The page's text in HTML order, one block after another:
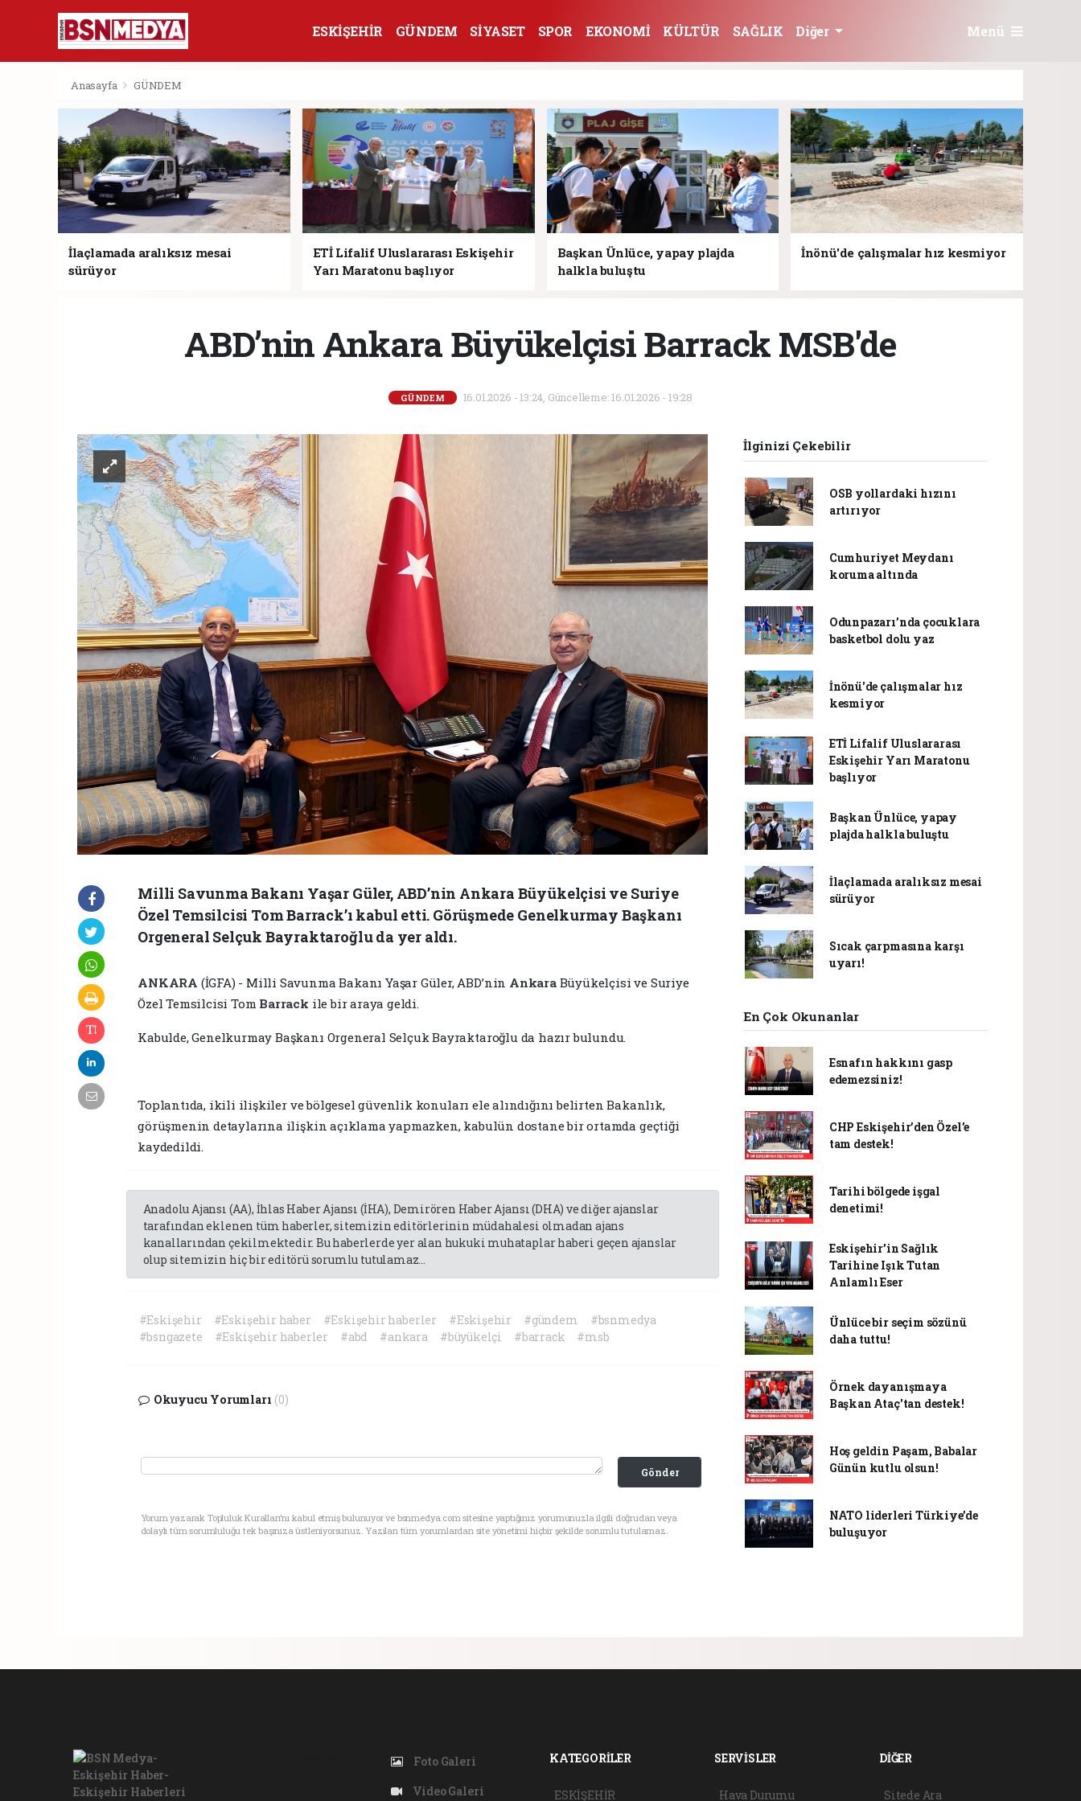
ESKİŞEHİR GÜNDEM SİYASET SPOR EKONOMİ KÜLTÜR SAĞLIK Diğer Menü
Anasayfa GÜNDEM
İlaçlamada aralıksız mesai
sürüyor
ETİ Lifalif Uluslararası Eskişehir
Yarı Maratonu başlıyor
Başkan Ünlüce, yapay plajda
halkla buluştu
İnönü'de çalışmalar hız kesmiyor
ABD’nin Ankara Büyükelçisi Barrack MSB'de
GÜNDEM 16.01.2026 - 13:24, Güncelleme: 16.01.2026 - 19:28
Milli Savunma Bakanı Yaşar Güler, ABD’nin Ankara Büyükelçisi ve Suriye
Özel Temsilcisi Tom Barrack’ı kabul etti. Görüşmede Genelkurmay Başkanı
Orgeneral Selçuk Bayraktaroğlu da yer aldı.
ANKARA (İGFA) - Milli Savunma Bakanı Yaşar Güler, ABD’nin Ankara Büyükelçisi ve Suriye
Özel Temsilcisi Tom Barrack ile bir araya geldi.
Kabulde, Genelkurmay Başkanı Orgeneral Selçuk Bayraktaroğlu da hazır bulundu.
Toplantıda, ikili ilişkiler ve bölgesel güvenlik konuları ele alındığını belirten Bakanlık,
görüşmenin detaylarına ilişkin açıklama yapmazken, kabulün dostane bir ortamda geçtiği
kaydedildi.
Anadolu Ajansı (AA), İhlas Haber Ajansı (İHA), Demirören Haber Ajansı (DHA) ve diğer ajanslar
tarafından eklenen tüm haberler, sitemizin editörlerinin müdahalesi olmadan ajans
kanallarından çekilmektedir. Bu haberlerde yer alan hukuki muhataplar haberi geçen ajanslar
olup sitemizin hiç bir editörü sorumlu tutulamaz...
#Eskişehir #Eskişehir haber #Eskişehir haberler #Eskişehir #gündem
#bsnmedya
#bsngazete
#Eskişehir haberler #abd #ankara #büyükelçi #barrack #msb
Okuyucu Yorumları (0)
Gönder
Yorum yazarak Topluluk Kuralları’nı kabul etmiş bulunuyor ve bsnmedya.com sitesine yaptığınız yorumunuzla ilgili doğrudan veya
dolaylı tüm sorumluluğu tek başınıza üstleniyorsunuz. Yazılan tüm yorumlardan site yönetimi hiçbir şekilde sorumlu tutulamaz.
İlginizi Çekebilir
OSB yollardaki hızını
artırıyor
Cumhuriyet Meydanı
koruma altında
Odunpazarı’nda çocuklara
basketbol dolu yaz
İnönü'de çalışmalar hız
kesmiyor
ETİ Lifalif Uluslararası
Eskişehir Yarı Maratonu
başlıyor
Başkan Ünlüce, yapay
plajda halkla buluştu
İlaçlamada aralıksız mesai
sürüyor
Sıcak çarpmasına karşı
uyarı!
En Çok Okunanlar
Esnafın hakkını gasp
edemezsiniz!
CHP Eskişehir’den Özel’e
tam destek!
Tarihi bölgede işgal
denetimi!
Eskişehir’in Sağlık
Tarihine Işık Tutan
Anlamlı Eser
Ünlüce bir seçim sözünü
daha tuttu!
Örnek dayanışmaya
Başkan Ataç'tan destek!
Hoş geldin Paşam, Babalar
Günün kutlu olsun!
NATO liderleri Türkiye’de
buluşuyor
Foto Galeri
Video Galeri
KATEGORİLER
ESKİŞEHİR
SERVİSLER
Hava Durumu
DİĞER
Sitede Ara